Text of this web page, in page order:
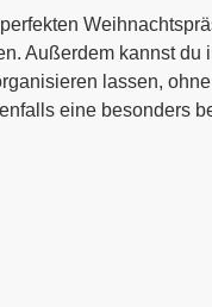
Außerdem kannst
lassen,
eine besonders